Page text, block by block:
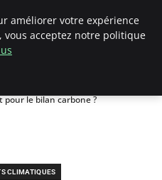
le bilan carbone ?
CLIMATIQUES
améliorer votre expérience
acceptez notre politique